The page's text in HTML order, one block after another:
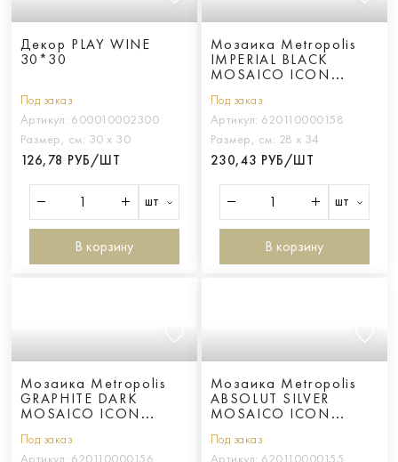
Декор PLAY WINE
30*30
Под заказ
Артикул: 600010002300
Размер, см: 30 х 30
126,78 РУБ/ШТ
шт
В корзину
Мозаика Metropolis
IMPERIAL BLACK
MOSAICO ICON
Под заказ
Артикул: 620110000158
Размер, см: 28 х 34
230,43 РУБ/ШТ
шт
В корзину
Мозаика Metropolis
GRAPHITE DARK
MOSAICO ICON
Под заказ
Артикул: 620110000156
Мозаика Metropolis
ABSOLUT SILVER
MOSAICO ICON
Под заказ
Артикул: 620110000155